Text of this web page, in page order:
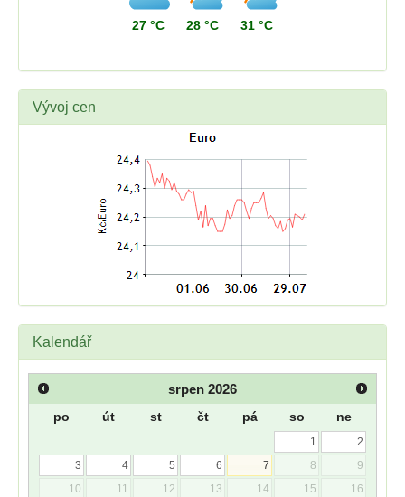
27 °C 28 °C 31 °C
Vývoj cen
Kalendář
srpen 2026
po út st čt pá so ne
1
2
3
4 5 6 7 8
9
10
11 12 13 14 15
16